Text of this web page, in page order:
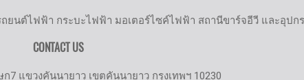
ยนต์ไฟฟ้า กระบะไฟฟ้า มอเตอร์ไซค์ไฟฟ้า สถานีขาร์จอีวี และอุปก
CONTACT US
7 แขวงคันนายาว เขตคันนายาว กรุงเทพฯ 10230